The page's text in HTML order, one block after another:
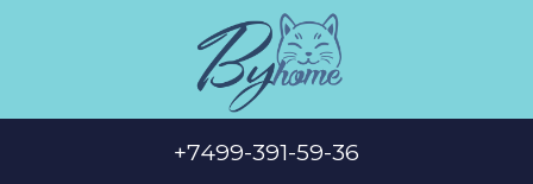
+7499-391-59-36